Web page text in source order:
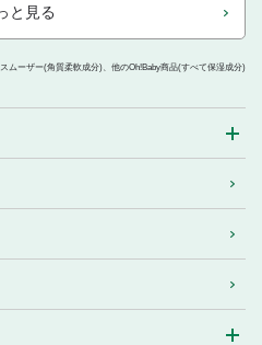
と見る
ムーザー(角質柔軟成分)、他のOh!Baby商品(すべて保湿成分)